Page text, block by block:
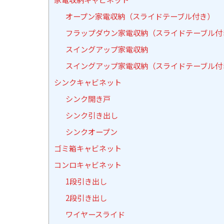
オープン家電収納（スライドテーブル付き）
フラップダウン家電収納（スライドテーブル付
スイングアップ家電収納
スイングアップ家電収納（スライドテーブル付
シンクキャビネット
シンク開き戸
シンク引き出し
シンクオープン
ゴミ箱キャビネット
コンロキャビネット
1段引き出し
2段引き出し
ワイヤースライド